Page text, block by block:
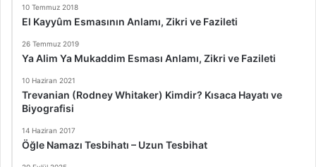
10 Temmuz 2018
El Kayyûm Esmasının Anlamı, Zikri ve Fazileti
26 Temmuz 2019
Ya Alim Ya Mukaddim Esması Anlamı, Zikri ve Fazileti
10 Haziran 2021
Trevanian (Rodney Whitaker) Kimdir? Kısaca Hayatı ve
Biyografisi
14 Haziran 2017
Öğle Namazı Tesbihatı – Uzun Tesbihat